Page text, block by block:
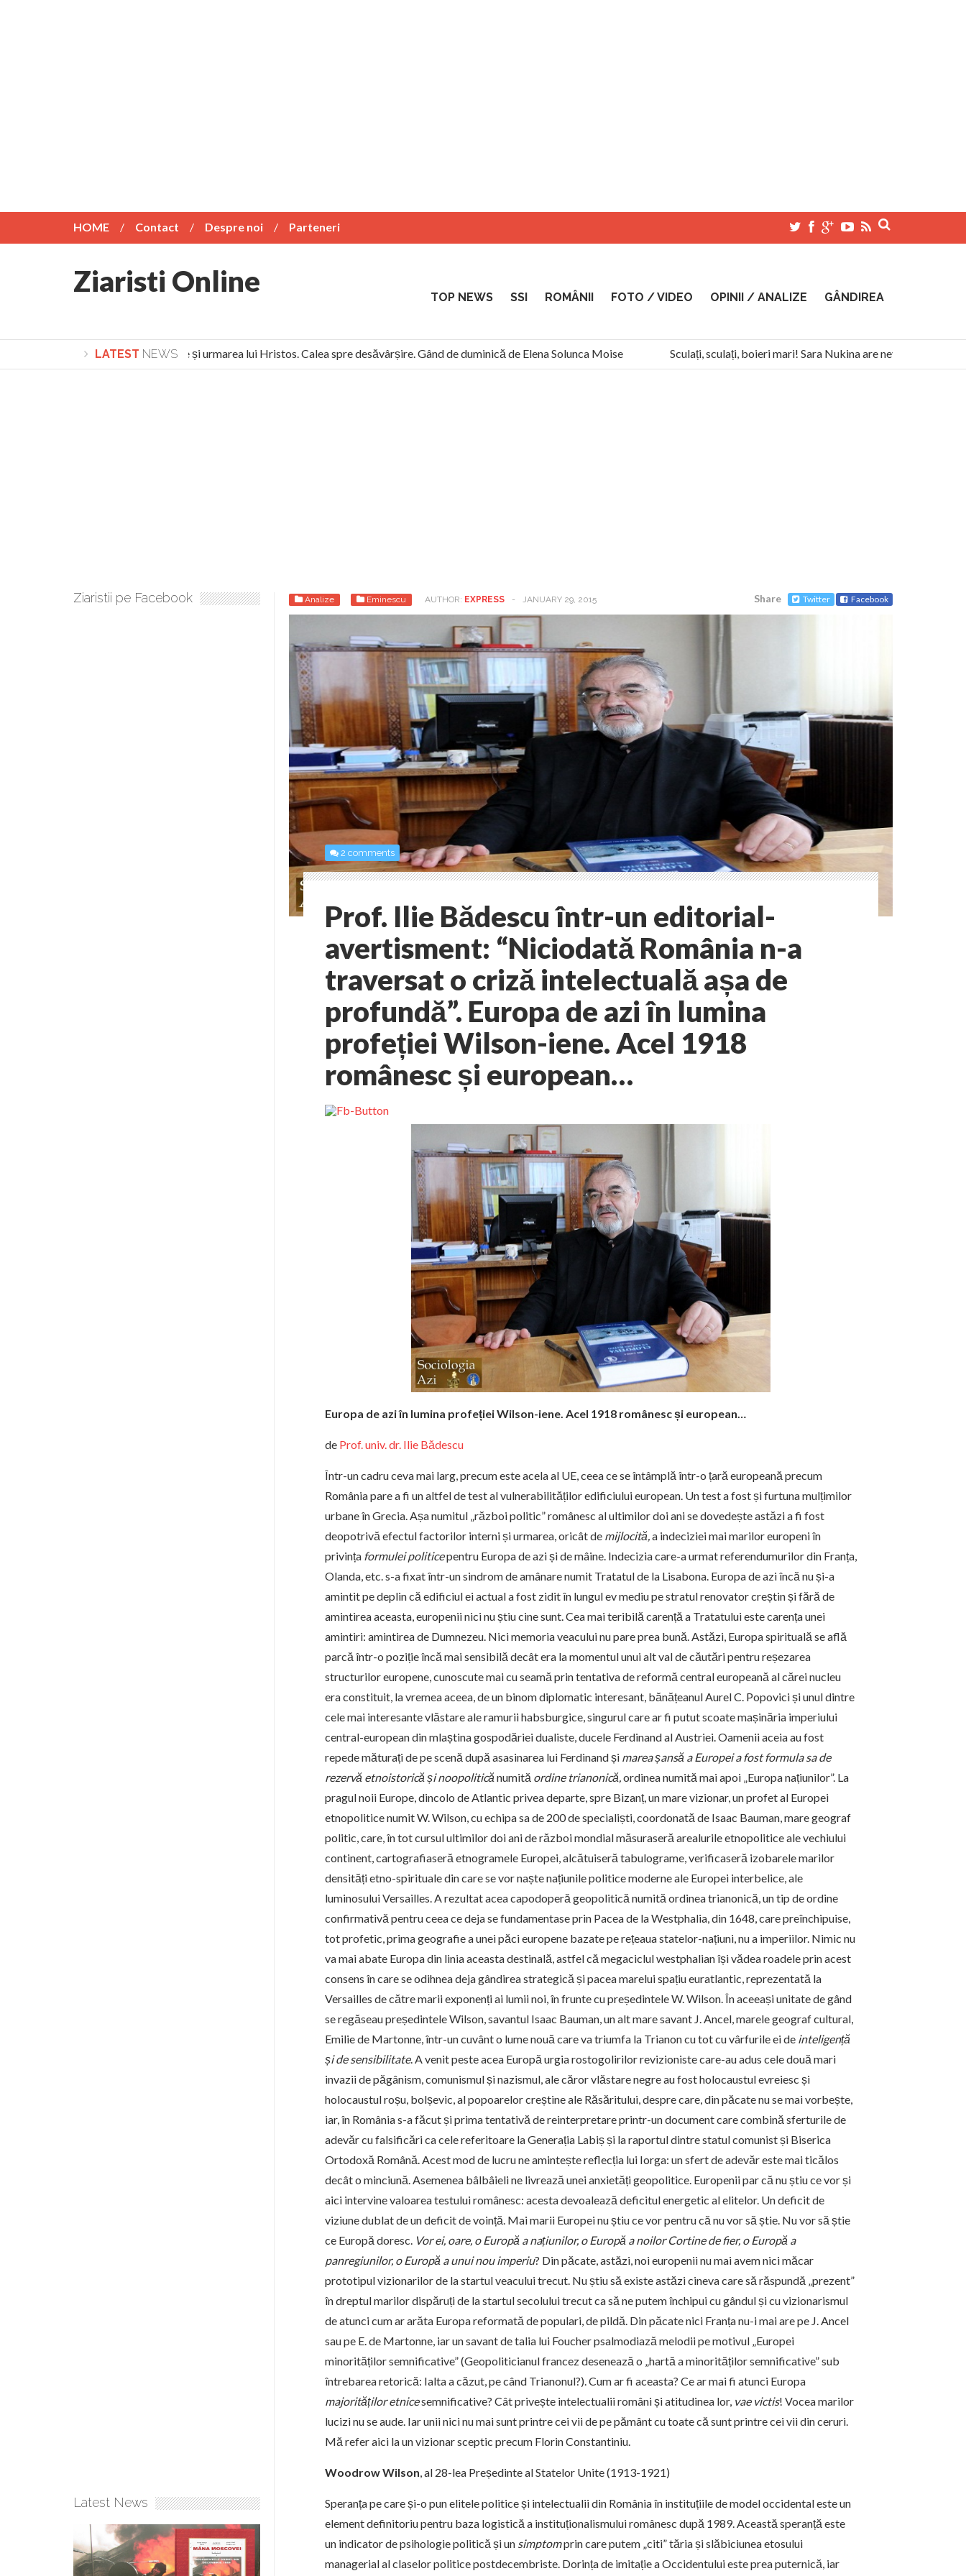
HOME Contact Despre noi Parteneri
Ziaristi Online TOP NEWS SSI ROMÂNII FOTO / VIDEO OPINII / ANALIZE GÂNDIREA
LATEST NEWS
Lepădarea de sine și urmarea lui Hristos. Calea spre desăvârșire. Gând de duminică de Elena Solunca Moise
Sculați, sculați, boieri mari! Sara Nukina are nevoie de ajutorul
Turnătorul DIE Lucian Boia înjură din nou poporul român: “românii sunt slavi, nu latini”. Fostul agent ceaușist de la Humanitas militează pentru federalizarea României
Analize Eminescu AUTHOR: EXPRESS - JANUARY 29, 2015 Share Twitter Facebook
2 comments
Prof. Ilie Bădescu într-un editorial-
avertisment: “Niciodată România n-a
traversat o criză intelectuală așa de
profundă”. Europa de azi în lumina
profeției Wilson-iene. Acel 1918
românesc și european…
Europa de azi în lumina profeției Wilson-iene. Acel 1918 românesc și european…
de Prof. univ. dr. Ilie Bădescu
Într-un cadru ceva mai larg, precum este acela al UE, ceea ce se întâmplă într-o țară europeană precum
România pare a fi un altfel de test al vulnerabilităților edificiului european. Un test a fost și furtuna mulțimilor
urbane în Grecia. Așa numitul „război politic” românesc al ultimilor doi ani se dovedește astăzi a fi fost
deopotrivă efectul factorilor interni și urmarea, oricât de mijlocită,a indeciziei mai marilor europeni în
privința formulei politicepentru Europa de azi și de mâine. Indecizia care-a urmat referendumurilor din Franța,
Olanda, etc. s-a fixat într-un sindrom de amânare numit Tratatul de la Lisabona. Europa de azi încă nu și-a
amintit pe deplin că edificiul ei actual a fost zidit în lungul ev mediu pe stratul renovator creștin și fără de
amintirea aceasta, europenii nici nu știu cine sunt. Cea mai teribilă carență a Tratatului este carența unei
amintiri: amintirea de Dumnezeu. Nici memoria veacului nu pare prea bună. Astăzi, Europa spirituală se află
parcă într-o poziție încă mai sensibilă decât era la momentul unui alt val de căutări pentru reșezarea
structurilor europene, cunoscute mai cu seamă prin tentativa de reformă central europeană al cărei nucleu
era constituit, la vremea aceea, de un binom diplomatic interesant, bănățeanul Aurel C. Popovici și unul dintre
cele mai interesante vlăstare ale ramurii habsburgice, singurul care ar fi putut scoate mașinăria imperiului
central-european din mlaștina gospodăriei dualiste, ducele Ferdinand al Austriei. Oamenii aceia au fost
repede măturați de pe scenă după asasinarea lui Ferdinand și marea șansă a Europei a fost formula sa de
rezervă etnoistorică și noopolitică numită ordine trianonică,ordinea numită mai apoi „Europa națiunilor”. La
pragul noii Europe, dincolo de Atlantic privea departe, spre Bizanț, un mare vizionar, un profet al Europei
etnopolitice numit W. Wilson, cu echipa sa de 200 de specialiști, coordonată de Isaac Bauman, mare geograf
politic, care, în tot cursul ultimilor doi ani de război mondial măsuraseră arealurile etnopolitice ale vechiului
continent, cartografiaseră etnogramele Europei, alcătuiseră tabulograme, verificaseră izobarele marilor
densități etno-spirituale din care se vor naște națiunile politice moderne ale Europei interbelice, ale
luminosului Versailles. A rezultat acea capodoperă geopolitică numită ordinea trianonică, un tip de ordine
confirmativă pentru ceea ce deja se fundamentase prin Pacea de la Westphalia, din 1648, care preînchipuise,
tot profetic, prima geografie a unei păci europene bazate pe rețeaua statelor-națiuni, nu a imperiilor. Nimic nu
va mai abate Europa din linia aceasta destinală, astfel că megaciclul westphalian își vădea roadele prin acest
consens în care se odihnea deja gândirea strategică și pacea marelui spațiu euratlantic, reprezentată la
Versailles de către marii exponenți ai lumii noi, în frunte cu președintele W. Wilson. În aceeași unitate de gând
se regăseau președintele Wilson, savantul Isaac Bauman, un alt mare savant J. Ancel, marele geograf cultural,
Emilie de Martonne, într-un cuvânt o lume nouă care va triumfa la Trianon cu tot cu vârfurile ei de inteligență
și de sensibilitate. A venit peste acea Europă urgia rostogolirilor revizioniste care-au adus cele două mari
invazii de păgânism, comunismul și nazismul, ale căror vlăstare negre au fost holocaustul evreiesc și
holocaustul roșu, bolșevic, al popoarelor creștine ale Răsăritului, despre care, din păcate nu se mai vorbește,
iar, în România s-a făcut și prima tentativă de reinterpretare printr-un document care combină sferturile de
adevăr cu falsificări ca cele referitoare la Generația Labiș și la raportul dintre statul comunist și Biserica
Ortodoxă Română. Acest mod de lucru ne amintește reflecția lui Iorga: un sfert de adevăr este mai ticălos
decât o minciună. Asemenea bâlbâieli ne livrează unei anxietăți geopolitice. Europenii par că nu știu ce vor și
aici intervine valoarea testului românesc: acesta devoalează deficitul energetic al elitelor. Un deficit de
viziune dublat de un deficit de voință. Mai marii Europei nu știu ce vor pentru că nu vor să știe. Nu vor să știe
ce Europă doresc. Vor ei, oare, o Europă a națiunilor, o Europă a noilor Cortine de fier, o Europă a
panregiunilor, o Europă a unui nou imperiu? Din păcate, astăzi, noi europenii nu mai avem nici măcar
prototipul vizionarilor de la startul veacului trecut. Nu știu să existe astăzi cineva care să răspundă „prezent”
în dreptul marilor dispăruți de la startul secolului trecut ca să ne putem închipui cu gândul și cu vizionarismul
de atunci cum ar arăta Europa reformată de populari, de pildă. Din păcate nici Franța nu-i mai are pe J. Ancel
sau pe E. de Martonne, iar un savant de talia lui Foucher psalmodiază melodii pe motivul „Europei
minorităților semnificative” (Geopoliticianul francez desenează o „hartă a minorităților semnificative” sub
întrebarea retorică: Ialta a căzut, pe când Trianonul?). Cum ar fi aceasta? Ce ar mai fi atunci Europa
majorităților etnicesemnificative? Cât privește intelectualii români și atitudinea lor, vae victis! Vocea marilor
lucizi nu se aude. Iar unii nici nu mai sunt printre cei vii de pe pământ cu toate că sunt printre cei vii din ceruri.
Mă refer aici la un vizionar sceptic precum Florin Constantiniu.
Woodrow Wilson, al 28-lea Președinte al Statelor Unite (1913-1921)
Speranța pe care și-o pun elitele politice și intelectualii din România în instituțiile de model occidental este un
element definitoriu pentru baza logistică a instituționalismului românesc după 1989. Această speranță este
un indicator de psihologie politică și un simptomprin care putem „citi” tăria și slăbiciunea etosului
managerial al claselor politice postdecembriste. Dorința de imitație a Occidentului este prea puternică, iar
Ziaristii pe Facebook
Latest News